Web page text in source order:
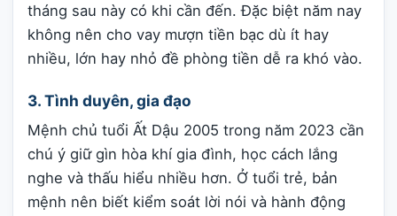
tháng sau này có khi cần đến. Đặc biệt năm nay
không nên cho vay mượn tiền bạc dù ít hay
nhiều, lớn hay nhỏ đề phòng tiền dễ ra khó vào.
3. Tình duyên, gia đạo
Mệnh chủ tuổi Ất Dậu 2005 trong năm 2023 cần
chú ý giữ gìn hòa khí gia đình, học cách lắng
nghe và thấu hiểu nhiều hơn. Ở tuổi trẻ, bản
mệnh nên biết kiểm soát lời nói và hành động